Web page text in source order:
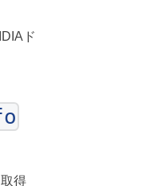
ド
得